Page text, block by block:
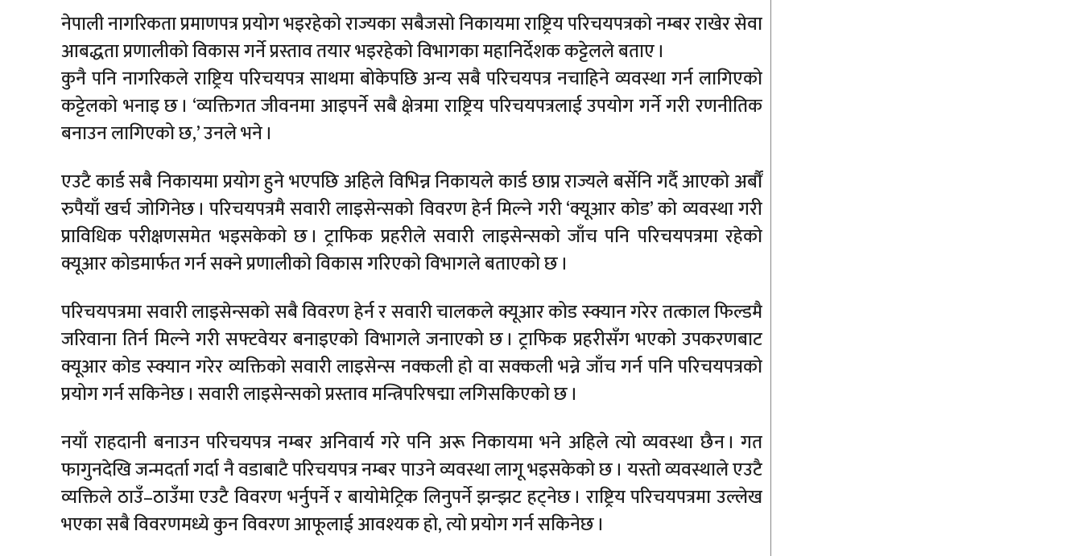
नेपाली नागरिकता प्रमाणपत्र प्रयोग भइरहेको राज्यका सबैजसो निकायमा राष्ट्रिय परिचयपत्रको नम्बर राखेर सेवा
आबद्धता प्रणालीको विकास गर्ने प्रस्ताव तयार भइरहेको विभागका महानिर्देशक कट्टेलले बताए ।
कुनै पनि नागरिकले राष्ट्रिय परिचयपत्र साथमा बोकेपछि अन्य सबै परिचयपत्र नचाहिने व्यवस्था गर्न लागिएको
कट्टेलको भनाइ छ । ‘व्यक्तिगत जीवनमा आइपर्ने सबै क्षेत्रमा राष्ट्रिय परिचयपत्रलाई उपयोग गर्ने गरी रणनीतिक
बनाउन लागिएको छ,’ उनले भने ।
एउटै कार्ड सबै निकायमा प्रयोग हुने भएपछि अहिले विभिन्न निकायले कार्ड छाप्न राज्यले बर्सेनि गर्दै आएको अर्बौं
रुपैयाँ खर्च जोगिनेछ । परिचयपत्रमै सवारी लाइसेन्सको विवरण हेर्न मिल्ने गरी ‘क्यूआर कोड’ को व्यवस्था गरी
प्राविधिक परीक्षणसमेत भइसकेको छ । ट्राफिक प्रहरीले सवारी लाइसेन्सको जाँच पनि परिचयपत्रमा रहेको
क्यूआर कोडमार्फत गर्न सक्ने प्रणालीको विकास गरिएको विभागले बताएको छ ।
परिचयपत्रमा सवारी लाइसेन्सको सबै विवरण हेर्न र सवारी चालकले क्यूआर कोड स्क्यान गरेर तत्काल फिल्डमै
जरिवाना तिर्न मिल्ने गरी सफ्टवेयर बनाइएको विभागले जनाएको छ । ट्राफिक प्रहरीसँग भएको उपकरणबाट
क्यूआर कोड स्क्यान गरेर व्यक्तिको सवारी लाइसेन्स नक्कली हो वा सक्कली भन्ने जाँच गर्न पनि परिचयपत्रको
प्रयोग गर्न सकिनेछ । सवारी लाइसेन्सको प्रस्ताव मन्त्रिपरिषद्मा लगिसकिएको छ ।
नयाँ राहदानी बनाउन परिचयपत्र नम्बर अनिवार्य गरे पनि अरू निकायमा भने अहिले त्यो व्यवस्था छैन । गत
फागुनदेखि जन्मदर्ता गर्दा नै वडाबाटै परिचयपत्र नम्बर पाउने व्यवस्था लागू भइसकेको छ । यस्तो व्यवस्थाले एउटै
व्यक्तिले ठाउँ–ठाउँमा एउटै विवरण भर्नुपर्ने र बायोमेट्रिक लिनुपर्ने झन्झट हट्नेछ । राष्ट्रिय परिचयपत्रमा उल्लेख
भएका सबै विवरणमध्ये कुन विवरण आफूलाई आवश्यक हो, त्यो प्रयोग गर्न सकिनेछ ।